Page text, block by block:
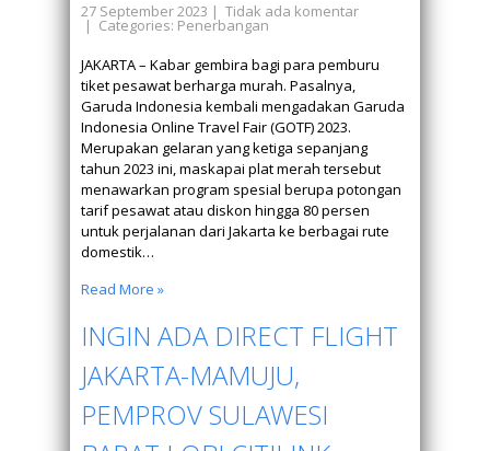
27 September 2023 | Tidak ada komentar
| Categories: Penerbangan
JAKARTA – Kabar gembira bagi para pemburu
tiket pesawat berharga murah. Pasalnya,
Garuda Indonesia kembali mengadakan Garuda
Indonesia Online Travel Fair (GOTF) 2023.
Merupakan gelaran yang ketiga sepanjang
tahun 2023 ini, maskapai plat merah tersebut
menawarkan program spesial berupa potongan
tarif pesawat atau diskon hingga 80 persen
untuk perjalanan dari Jakarta ke berbagai rute
domestik…
Read More »
INGIN ADA DIRECT FLIGHT
JAKARTA-MAMUJU,
PEMPROV SULAWESI